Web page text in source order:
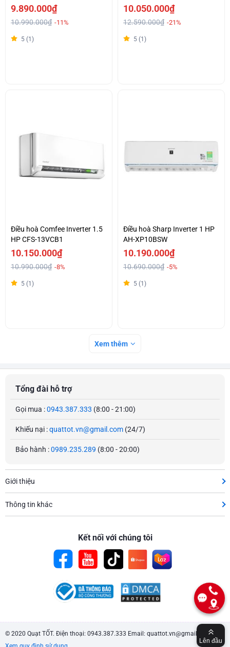
9.890.000₫
10.990.000₫ -11%
5 (1)
AR10CYFAAWKNSV
10.050.000₫
12.590.000₫ -21%
5 (1)
Điều hoà Comfee Inverter 1.5
HP CFS-13VCB1
10.150.000₫
10.990.000₫ -8%
5 (1)
Điều hoà Sharp Inverter 1 HP
AH-XP10BSW
10.190.000₫
10.690.000₫ -5%
5 (1)
Xem thêm
Tổng đài hỗ trợ
Gọi mua :0943.387.333 (8:00 - 21:00)
Khiếu nại :quattot.vn@gmail.com (24/7)
Bảo hành :0989.235.289 (8:00 - 20:00)
Giới thiệu
Thông tin khác
Kết nối với chúng tôi
© 2020 Quạt TỐT. Điện thoại: 0943.387.333 Email: quattot.vn@gmail.com.
Lên đầu